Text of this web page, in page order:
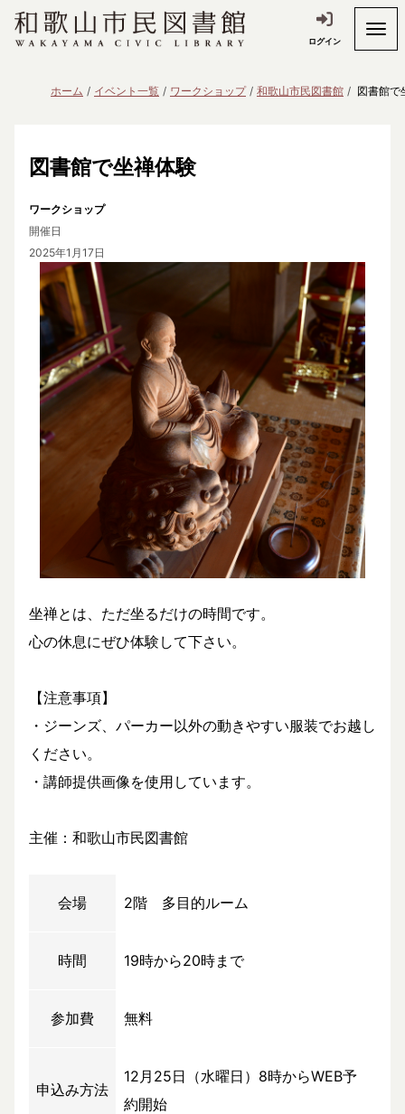
ログイン
ホーム イベント一覧 ワークショップ 和歌山市民図書館 図書館で
図書館で坐禅体験
ワークショップ
開催日
2025年1月17日
坐禅とは、ただ坐るだけの時間です。
心の休息にぜひ体験して下さい。
【注意事項】
・ジーンズ、パーカー以外の動きやすい服装でお越し
ください。
・講師提供画像を使用しています。
主催：和歌山市民図書館
会場 2階 多目的ルーム
時間 19時から20時まで
参加費 無料
申込み方法
12月25日（水曜日）8時からWEB予
約開始